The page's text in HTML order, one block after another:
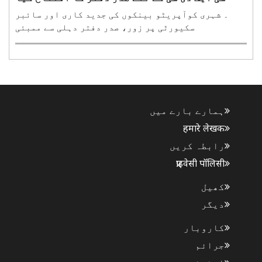
۔ شہری کوآپریٹو بینکوں کی جدید کاری اور سائبر
سکیورٹی پر زور، صدر دفتر دہلی سے ممبئی
ہمارے بارے میں
हमारे लेखक
رابطہ کریں
प्राइवेसी पॉलिसी
کھیل
دیگر
کاروبار
جرائم